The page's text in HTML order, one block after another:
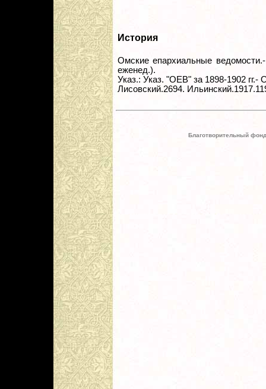
История
Омские епархиальные
еженед.).
Указ.: Указ. "ОЕВ" за 1898-1902
Лисовский.2694.
Благотворительный